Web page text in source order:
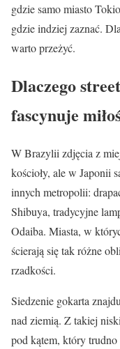
gdzie samo miasto
gdzie indziej zaznać.
warto przeżyć.
Dlaczego
fascynuje
W Brazylii zdjęcia z
kościoły, ale w Japonii
innych metropolii:
Shibuya, tradycyjne
Odaiba. Miasta, w
ścierają się tak różne
rzadkości.
Siedzenie gokarta
nad ziemią. Z takiej
pod kątem, który